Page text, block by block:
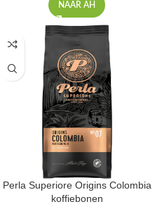
NAAR AH
Perla Superiore Origins Colombia
koffiebonen